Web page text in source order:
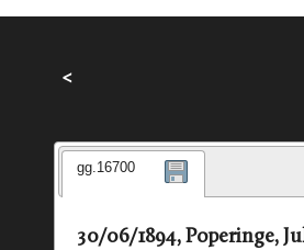
<
gg.16700
30/06/1894, Poperinge,